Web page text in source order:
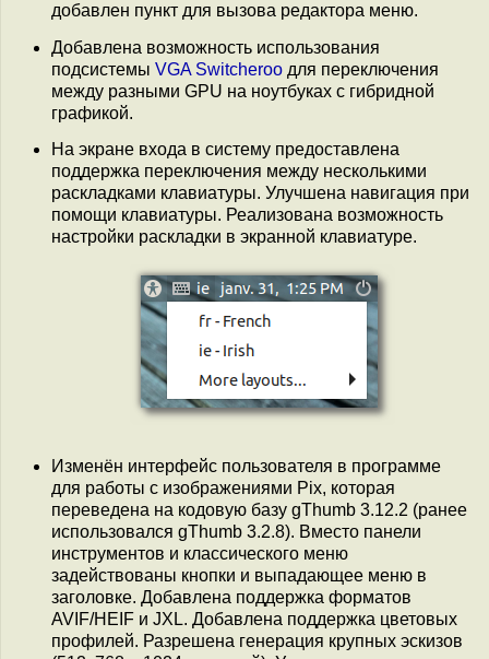
добавлен пункт для вызова редактора меню.
Добавлена возможность использования
подсистемы VGA Switcheroo для переключения
между разными GPU на ноутбуках с гибридной
графикой.
На экране входа в систему предоставлена
поддержка переключения между несколькими
раскладками клавиатуры. Улучшена навигация при
помощи клавиатуры. Реализована возможность
настройки раскладки в экранной клавиатуре.
Изменён интерфейс пользователя в программе
для работы с изображениями Pix, которая
переведена на кодовую базу gThumb 3.12.2 (ранее
использовался gThumb 3.2.8). Вместо панели
инструментов и классического меню
задействованы кнопки и выпадающее меню в
заголовке. Добавлена поддержка форматов
AVIF/HEIF и JXL. Добавлена поддержка цветовых
профилей. Разрешена генерация крупных эскизов